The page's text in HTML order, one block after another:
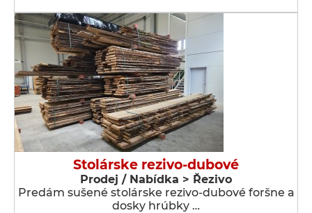
Stolárske rezivo-dubové
Prodej / Nabídka > Řezivo
Predám sušené stolárske rezivo-dubové foršne a
dosky hrúbky …